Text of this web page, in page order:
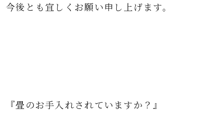
今後とも宜しくお願い申し上げます。
『畳のお手入れされていますか？』